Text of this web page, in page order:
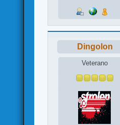
Dingolon
Veterano